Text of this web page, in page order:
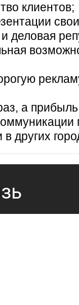
клиентов;
деловая
а
других